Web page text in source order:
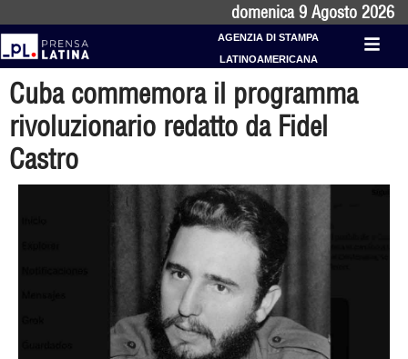
domenica 9 Agosto 2026
AGENZIA DI STAMPA
LATINOAMERICANA
Cuba commemora il programma
rivoluzionario redatto da Fidel
Castro